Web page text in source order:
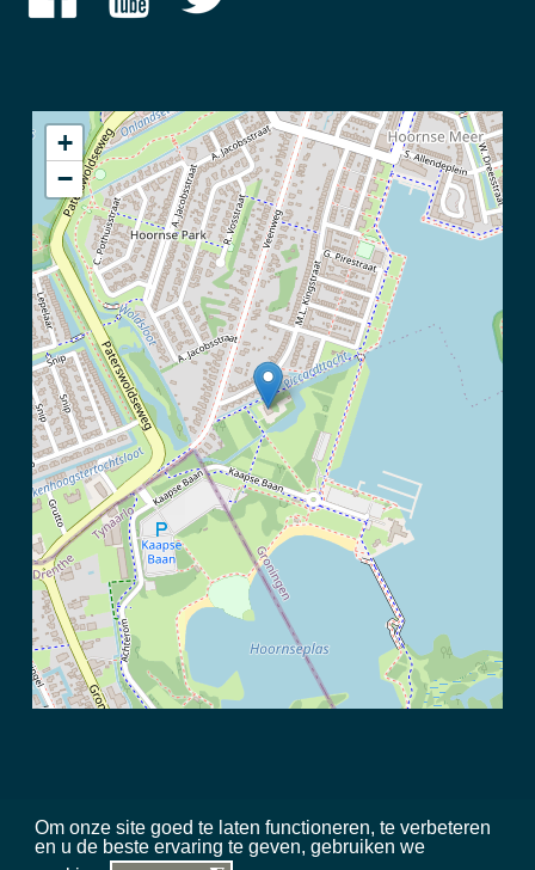
Om onze site goed te laten functioneren, te verbeteren
en u de beste ervaring te geven, gebruiken we
+
−
2026 Meerschap Paterswolde |privacy disclaimer|regels in het